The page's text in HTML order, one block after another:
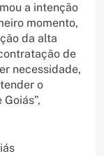
a intenção
momento,
da alta
de
necessidade,
o